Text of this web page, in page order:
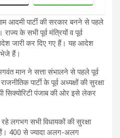
आदमी पार्टी की सरकार बनने से पहले
के सभी पूर्व मंत्रियों व पूर्व
जारी कर दिए गए हैं। यह आदेश
भेजे हैं।
मान ने सत्ता संभालने से पहले पूर्व
पार्टी के पूर्व अध्यक्षों की सुरक्षा
सिक्योरिटी पंजाब की ओर इसे लेकर
लगभग सभी विधायकों की सुरक्षा
400 से ज्यादा अलग-अलग